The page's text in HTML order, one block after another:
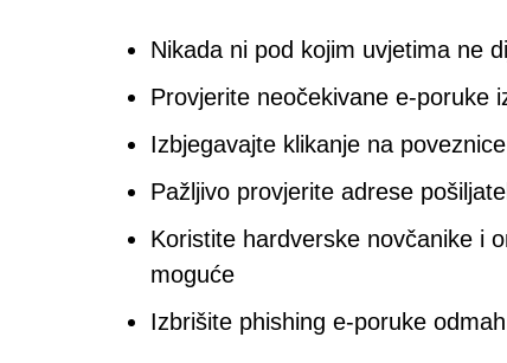
Nikada ni pod kojim uvjetima ne
Provjerite neočekivane e-poruke
Izbjegavajte klikanje na
Pažljivo provjerite adrese
Koristite hardverske novčanike i
moguće
Izbrišite phishing e-poruke